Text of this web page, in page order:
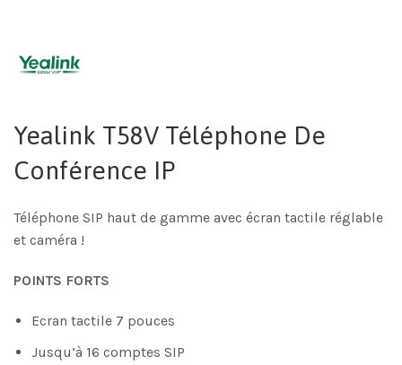
Yealink T58V Téléphone De
Conférence IP
Téléphone SIP haut de gamme avec écran tactile réglable
et caméra !
POINTS FORTS
Ecran tactile 7 pouces
Jusqu’à 16 comptes SIP